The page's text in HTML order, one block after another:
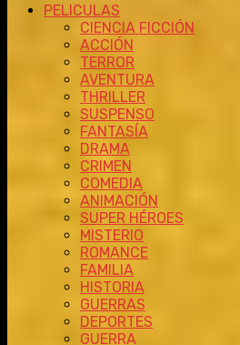
PELICULAS
CIENCIA FICCIÓN
ACCIÓN
TERROR
AVENTURA
THRILLER
SUSPENSO
FANTASÍA
DRAMA
CRIMEN
COMEDIA
ANIMACIÓN
SUPER HÉROES
MISTERIO
ROMANCE
FAMILIA
HISTORIA
GUERRAS
DEPORTES
GUERRA